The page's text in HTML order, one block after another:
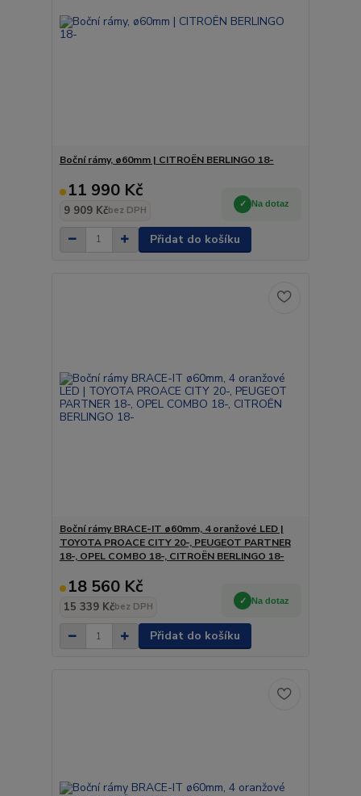
Boční rámy, ø60mm | CITROËN BERLINGO 18-
11 990 Kč
9 909 Kčbez DPH
Na dotaz
Přidat do košíku
Boční rámy BRACE-IT ø60mm, 4 oranžové LED |
TOYOTA PROACE CITY 20-, PEUGEOT PARTNER
18-, OPEL COMBO 18-, CITROËN BERLINGO 18-
18 560 Kč
15 339 Kčbez DPH
Na dotaz
Přidat do košíku